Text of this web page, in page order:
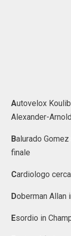
Autovelox
Alexander-Arnold
Balurado
finale
Cardiologo
Doberman Allan
Esordio in